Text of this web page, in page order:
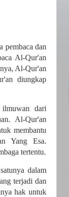
pembaca dan
Al-Qur'an
Al-Qur'an
diungkap
ilmuwan dari
Al-Qur'an
membantu
Yang Esa.
tertentu.
dalam
terjadi dan
hak untuk